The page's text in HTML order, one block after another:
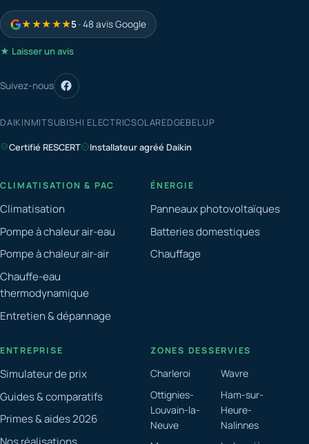
★★★★★5 · 48 avis Google
★ Laisser un avis
Suivez-nous
DAIKINMITSUBISHI ELECTRICSOLAREDGEBELUP
Certifié RESCERT
Installateur agréé Daikin
CLIMATISATION & PAC
Climatisation
Pompe à chaleur air-eau
Pompe à chaleur air-air
Chauffe-eau
thermodynamique
Entretien & dépannage
ÉNERGIE
Panneaux photovoltaïques
Batteries domestiques
Chauffage
ENTREPRISE
Simulateur de prix
Guides & comparatifs
Primes & aides 2026
ZONES DESSERVIES
Charleroi
Wavre
Ottignies-
Louvain-la-
Neuve
Ham-sur-
Heure-
Nalinnes